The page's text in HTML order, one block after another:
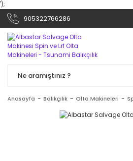
');
905322766286
Anasayfa Balıkçılık Olta Makineleri